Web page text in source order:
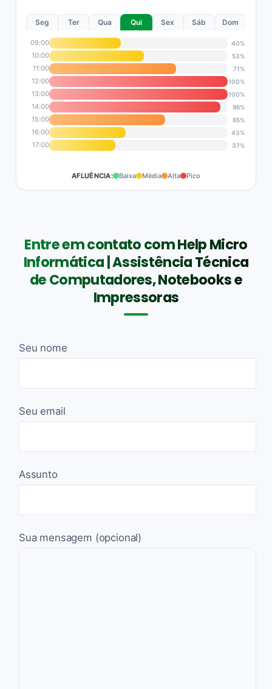
Seg Ter Qua Qui Sex Sáb Dom
09:00 40%
10:00 53%
11:00 71%
12:00 100%
13:00 100%
14:00 96%
15:00 65%
16:00 43%
17:00 37%
AFLUÊNCIA: Baixa Média Alta Pico
Entre em contato com Help Micro
Informática | Assistência Técnica
de Computadores, Notebooks e
Impressoras
Seu nome
Seu email
Assunto
Sua mensagem (opcional)